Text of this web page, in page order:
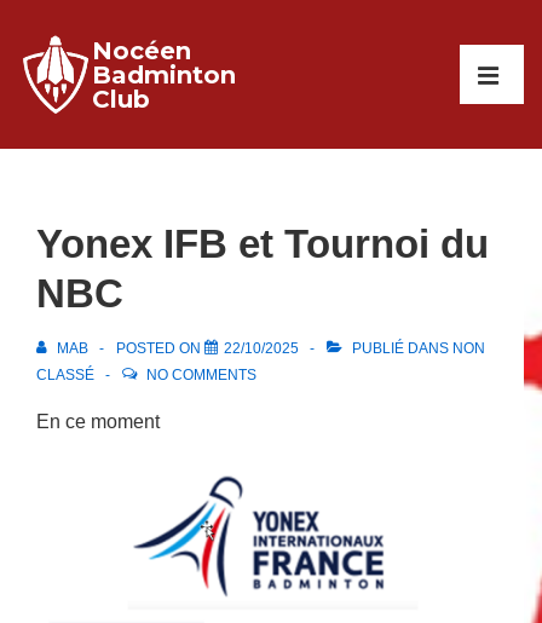
passer
contenu
principal
Nocéen
Badminton
Club
Yonex IFB et Tournoi du
NBC
MAB POSTED ON 22/10/2025 PUBLIÉ DANS NON
CLASSÉ
NO COMMENTS
En ce moment